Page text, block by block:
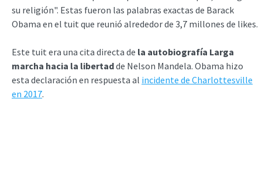
su religión". Estas fueron las palabras exactas de Barack
Obama en el tuit que reunió alrededor de 3,7 millones de likes.
Este tuit era una cita directa de la autobiografía Larga
marcha hacia la libertadde Nelson Mandela. Obama hizo
esta declaración en respuesta al incidente de Charlottesville
en 2017.